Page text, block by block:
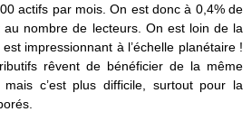
actifs par mois. On est donc à 0,4% de
nombre de lecteurs. On est loin de la
impressionnant à l’échelle planétaire !
rêvent de bénéficier de la même
c’est plus difficile, surtout pour la